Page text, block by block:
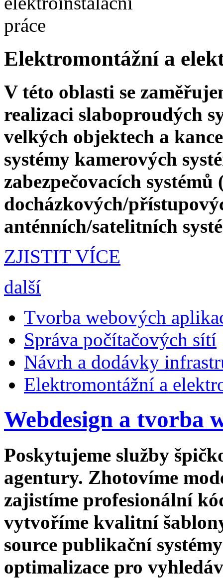
Elektromontážní a
V této oblasti se
realizaci slaboproudých
velkých objektech a
systémy kamerových
zabezpečovacích systémů
docházkových/
anténních/satelitních
ZJISTIT VÍCE
další
Tvorba webových
Správa počítačových sítí
Návrh a dodávky
Elektromontážní a
Webdesign a tvorba
Poskytujeme služby
agentury. Zhotovíme
zajistíme profesionální
vytvoříme kvalitní
source publikační
optimalizace pro